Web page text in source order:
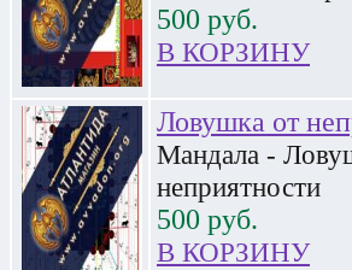
500 руб.
В КОРЗИНУ
Ловушка от
Мандала -
неприятности
500 руб.
В КОРЗИНУ